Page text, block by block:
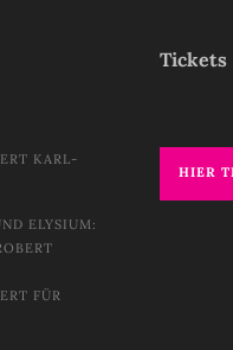
KARL-
ELYSIUM:
FÜR
Tickets
HIER